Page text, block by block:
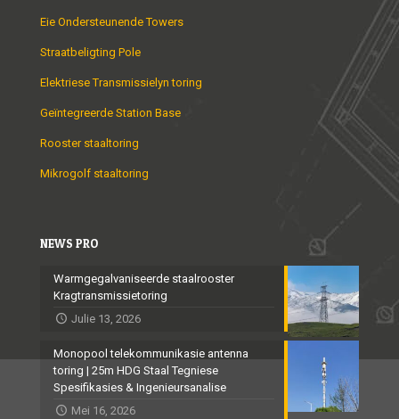
Eie Ondersteunende Towers
Straatbeligting Pole
Elektriese Transmissielyn toring
Geïntegreerde Station Base
Rooster staaltoring
Mikrogolf staaltoring
NEWS PRO
Warmgegalvaniseerde staalrooster
Kragtransmissietoring
Julie 13, 2026
Monopool telekommunikasie antenna
toring | 25m HDG Staal Tegniese
Spesifikasies & Ingenieursanalise
Mei 16, 2026